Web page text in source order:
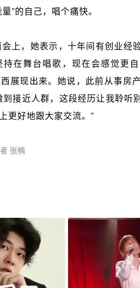
”的自己，唱个痛快。
上，她表示，十年间有创业经
在舞台唱歌，现在会感觉更
展现出来。她说，此前从事房
到接近人群，这段经历让我聆听
更好地跟大家交流。”
张楠